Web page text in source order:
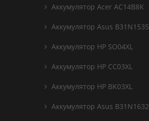
Аккумулятор Acer AC14B8K
Аккумулятор Asus B31N1535
Аккумулятор HP SO04XL
Аккумулятор HP CC03XL
Аккумулятор HP BK03XL
Аккумулятор Asus B31N1632